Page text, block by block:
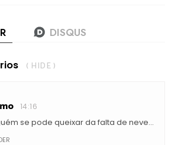
( HIDE )
14:16
se pode queixar da falta de neve...